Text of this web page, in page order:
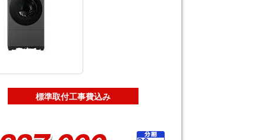
標準取付工事費込み